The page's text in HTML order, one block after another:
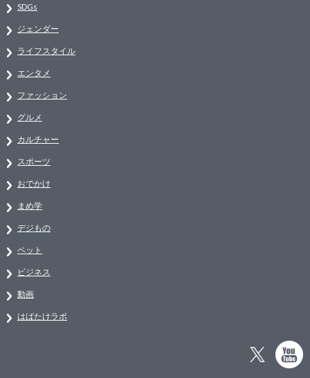
SDGs
ジェンダー
ライフスタイル
エンタメ
ファッション
グルメ
カルチャー
スポーツ
おでかけ
まめ学
デジもの
ペット
ビジネス
動画
はばたけラボ